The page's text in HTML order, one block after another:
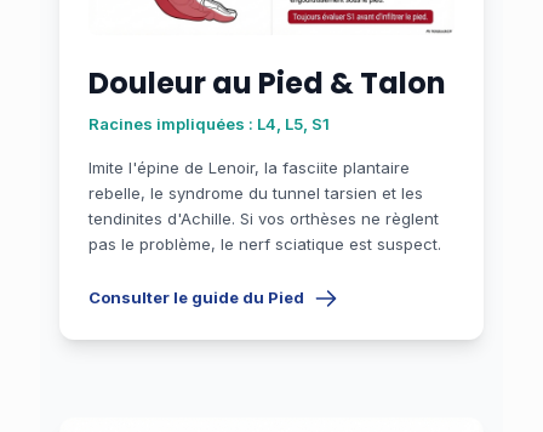
Douleur au Pied & Talon
Racines impliquées : L4, L5, S1
Imite l'épine de Lenoir, la fasciite plantaire
rebelle, le syndrome du tunnel tarsien et les
tendinites d'Achille. Si vos orthèses ne règlent
pas le problème, le nerf sciatique est suspect.
Consulter le guide du Pied